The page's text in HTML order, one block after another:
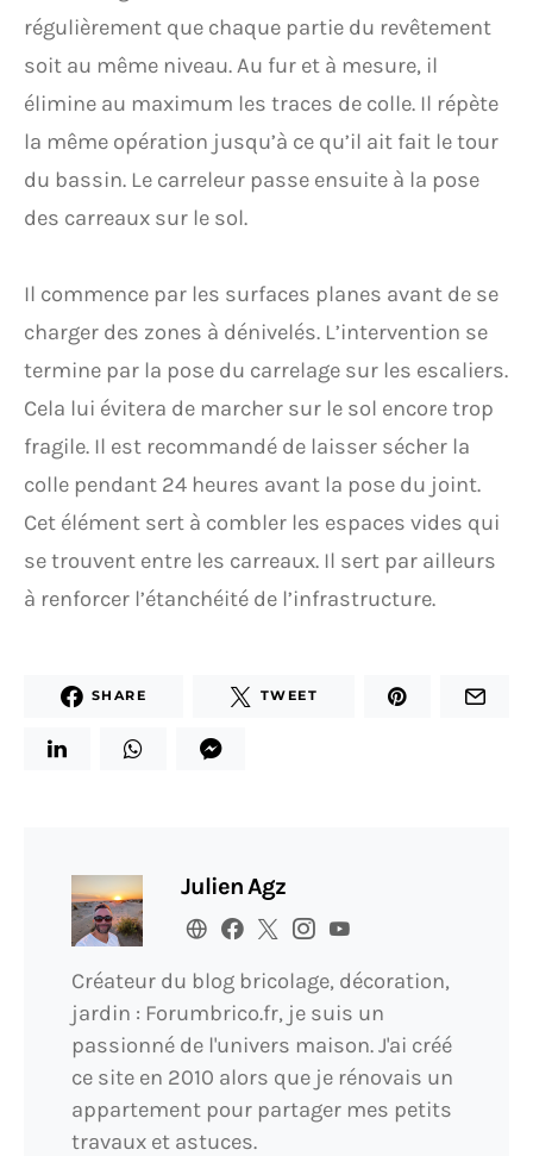
régulièrement que chaque partie du revêtement
soit au même niveau. Au fur et à mesure, il
élimine au maximum les traces de colle. Il répète
la même opération jusqu’à ce qu’il ait fait le tour
du bassin. Le carreleur passe ensuite à la pose
des carreaux sur le sol.
Il commence par les surfaces planes avant de se
charger des zones à dénivelés. L’intervention se
termine par la pose du carrelage sur les escaliers.
Cela lui évitera de marcher sur le sol encore trop
fragile. Il est recommandé de laisser sécher la
colle pendant 24 heures avant la pose du joint.
Cet élément sert à combler les espaces vides qui
se trouvent entre les carreaux. Il sert par ailleurs
à renforcer l’étanchéité de l’infrastructure.
SHARE TWEET
Julien Agz
Créateur du blog bricolage, décoration,
jardin : Forumbrico.fr, je suis un
passionné de l'univers maison. J'ai créé
ce site en 2010 alors que je rénovais un
appartement pour partager mes petits
travaux et astuces.